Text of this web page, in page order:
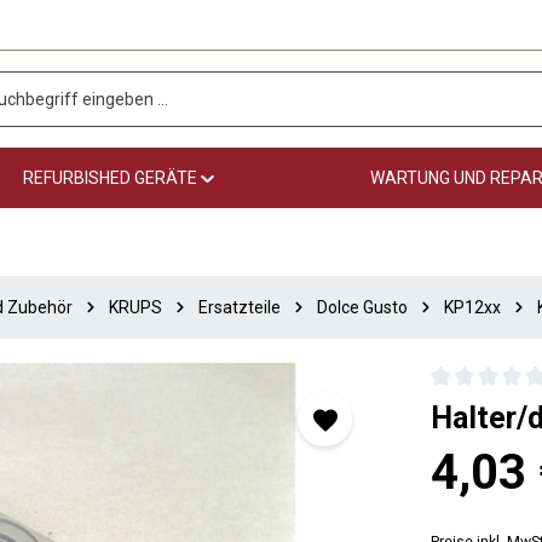
REFURBISHED GERÄTE WARTUNG UND
Zubehör KRUPS Ersatzteile Dolce Gusto KP12xx
Halter/
4,03